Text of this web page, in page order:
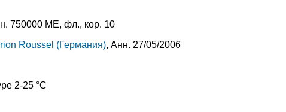
750000 МЕ, фл., кор. 10
Roussel (Германия), Анн. 27/05/2006
2-25 °C